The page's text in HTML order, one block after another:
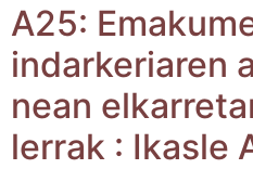
A25:
indar­ke­ria­ren
nean
le­rrak : Ikas­le